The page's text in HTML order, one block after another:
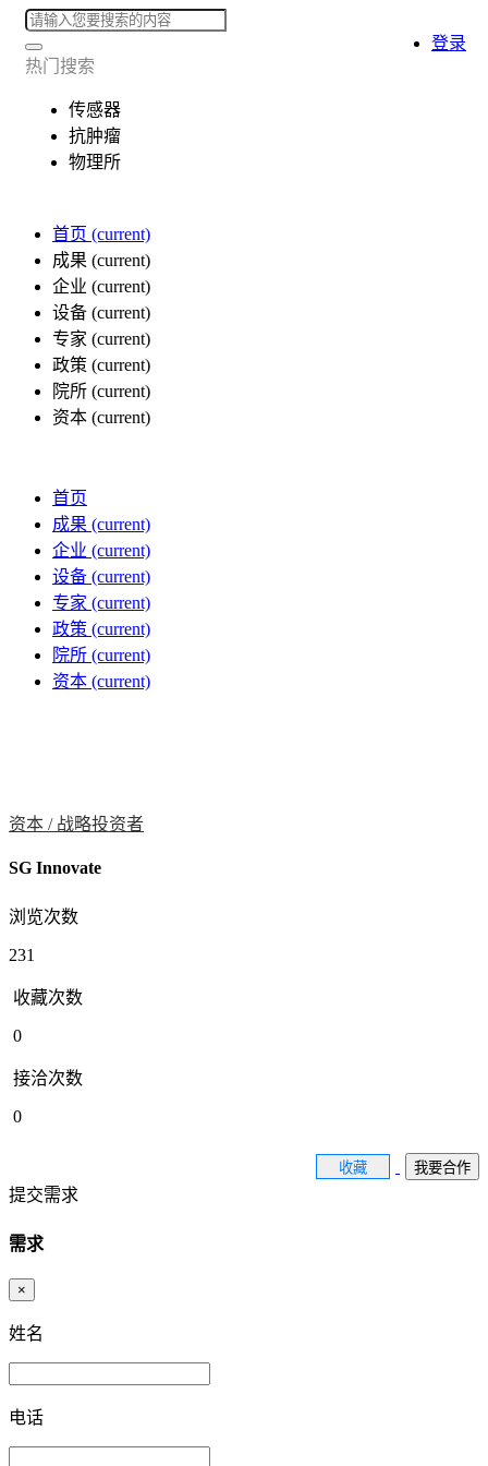
热门搜索
传感器
抗肿瘤
物理所
首页 (current)
成果 (current)
企业 (current)
设备 (current)
专家 (current)
政策 (current)
院所 (current)
资本 (current)
登录
首页
成果 (current)
企业 (current)
设备 (current)
专家 (current)
政策 (current)
院所 (current)
资本 (current)
资本 / 战略投资者
SG Innovate
浏览次数
231
收藏次数
0
接洽次数
0
收藏 我要合作
提交需求
需求
×
姓名
电话